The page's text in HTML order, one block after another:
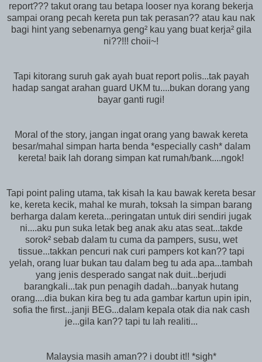
report??? takut orang tau betapa looser nya korang bekerja
sampai orang pecah kereta pun tak perasan?? atau kau nak
bagi hint yang sebenarnya geng² kau yang buat kerja² gila
ni??!!! choii~!
Tapi kitorang suruh gak ayah buat report polis...tak payah
hadap sangat arahan guard UKM tu....bukan dorang yang
bayar ganti rugi!
Moral of the story, jangan ingat orang yang bawak kereta
besar/mahal simpan harta benda *especially cash* dalam
kereta! baik lah dorang simpan kat rumah/bank....ngok!
Tapi point paling utama, tak kisah la kau bawak kereta besar
ke, kereta kecik, mahal ke murah, toksah la simpan barang
berharga dalam kereta...peringatan untuk diri sendiri jugak
ni....aku pun suka letak beg anak aku atas seat...takde
sorok² sebab dalam tu cuma da pampers, susu, wet
tissue...takkan pencuri nak curi pampers kot kan?? tapi
yelah, orang luar bukan tau dalam beg tu ada apa...tambah
yang jenis desperado sangat nak duit...berjudi
barangkali...tak pun penagih dadah...banyak hutang
orang....dia bukan kira beg tu ada gambar kartun upin ipin,
sofia the first...janji BEG...dalam kepala otak dia nak cash
je...gila kan?? tapi tu lah realiti...
Malaysia masih aman?? i doubt it!! *sigh*